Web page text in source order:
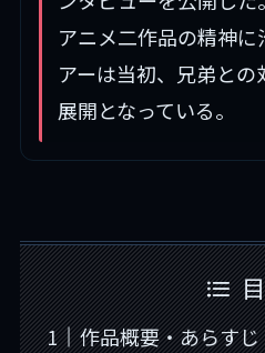
アニメ二作品の精神
アーは当初、兄弟と
展開となっている。
作品概要・あらすじ